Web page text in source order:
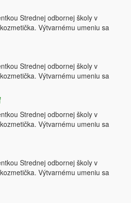
Strednej odbornej školy v
Výtvarnému umeniu sa
Strednej odbornej školy v
Výtvarnému umeniu sa
Strednej odbornej školy v
Výtvarnému umeniu sa
Strednej odbornej školy v
Výtvarnému umeniu sa